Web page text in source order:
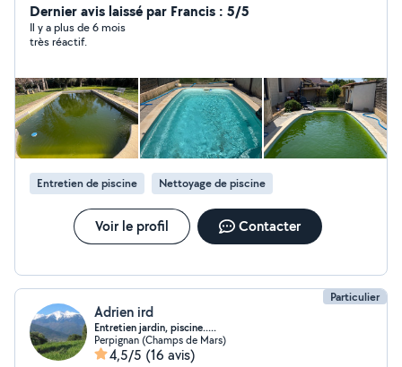
bouillonnant d'activité... Vos espaces de vie doivent
refléter votre personnalité, c'est pourquoi ma mission
est de vous offrir une maison à votre image. Notre
,une piscine ,nous aimons notre travail et ce que nous
faisons. C'est la raison pour laquelle nous nous levons
chaque matin. Il nous permet de nous dépasser et de
viser toujours plus haut à chaque nouveau défi
rencontré.
Dernier avis laissé par Francis : 5/5
Il y a plus de 6 mois
très réactif.
Entretien de piscine Nettoyage de piscine
Voir le profil Contacter
Particulier
Adrien ird
Entretien jardin, piscine.....
Perpignan (Champs de Mars)
4,5/5 (16 avis)